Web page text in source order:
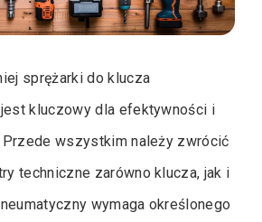
sprężarki do klucza
kluczowy dla efektywności i
Przede wszystkim należy zwrócić
techniczne zarówno klucza, jak i
wymaga określonego